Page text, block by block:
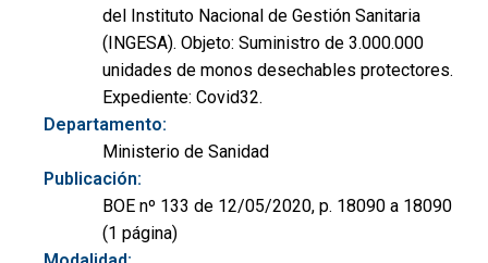
del Instituto Nacional de Gestión Sanitaria
(INGESA). Objeto: Suministro de 3.000.000
unidades de monos desechables protectores.
Expediente: Covid32.
Departamento:
Ministerio de Sanidad
Publicación:
BOE nº 133 de 12/05/2020, p. 18090 a 18090
(1 página)